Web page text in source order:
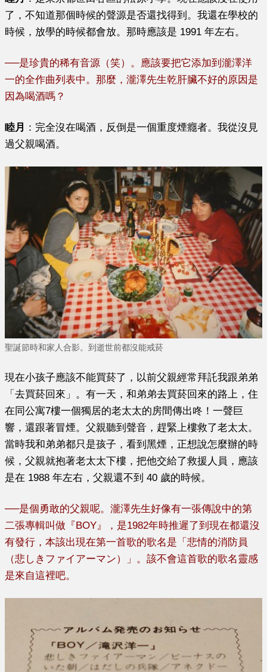
了，不知道那個時候的聲源是否還找得到。我還在學校的
時候，放學的時候都會放。那時應該是 1991 年左右。
──是珍貴的稀有音源（笑）。應該要把它添加到瀧澤洋
一的全作曲列表中。那麼，瀧澤先生乾肝臟不好的原因是
因為喝酒嗎？
睦月 ： 完全沒在喝酒，反倒是一個重度煙癮者。我從沒見
過父親喝酒。
聖誕節時和家人合影。到逝世前都沒能戒菸
現在小孩子應該不能買菸了，以前父親經常拜託我跟弟弟
「去買菸回來」 。有一天，和弟弟去買菸回來的路上，住
在同公寓7樓一個獨居的老太太的房間傳出咚！一聲巨
響，還跟著冒煙。父親聽到聲音，趕緊上樓救了老太太。
當時我和弟弟都只是孩子，看到黑煙，正想說怎麼辦的時
候，父親就抱著老太太下樓，把他交給了救援人員，應該
是在 1988 年左右，父親還不到 40 歲的時候。
──是個勇敢的父親呢。瀧澤先生好像有一張傳說中的第
二張專輯叫做『BOY』，是1982年時推遲了到現在都還沒
有發行，本該出現在第一首歌的歌名是「悲情的消防員
（悲しきファイアーマン）」。該不會這首歌的歌名靈感
是來自這裡吧。